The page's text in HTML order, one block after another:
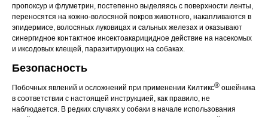
пропоксур и флуметрин, постепенно выделяясь с поверхности ленты,
переносятся на кожно-волосяной покров животного, накапливаются в
эпидермисе, волосяных луковицах и сальных железах и оказывают
синергидное контактное инсектоакарицидное действие на насекомых
и иксодовых клещей, паразитирующих на собаках.
Безопасность
Побочных явлений и осложнений при применении Килтикс® ошейника
в соответствии с настоящей инструкцией, как правило, не
наблюдается. В редких случаях у собаки в начале использования
Данный сайт носит информационный характер и
Политика конфиденциальности
Согласие на обработку перс. данных
Правила оказания ветеринарной помощи